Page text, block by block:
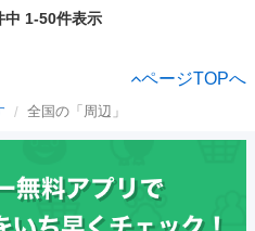
中 1-50件表示
ページTOPへ
全国の「周辺」